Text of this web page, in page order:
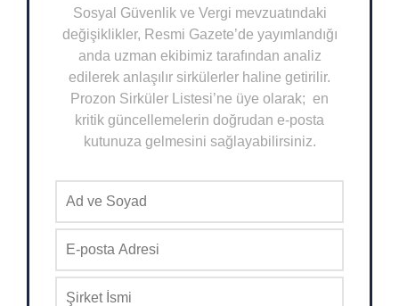
Sosyal Güvenlik ve Vergi mevzuatındaki
değişiklikler, Resmi Gazete’de yayımlandığı
anda uzman ekibimiz tarafından analiz
edilerek anlaşılır sirkülerler haline getirilir.
Prozon Sirküler Listesi’ne üye olarak; en
kritik güncellemelerin doğrudan e-posta
kutunuza gelmesini sağlayabilirsiniz.